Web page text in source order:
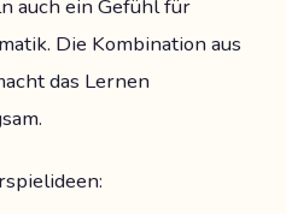
auch ein Gefühl für
Die Kombination aus
das Lernen